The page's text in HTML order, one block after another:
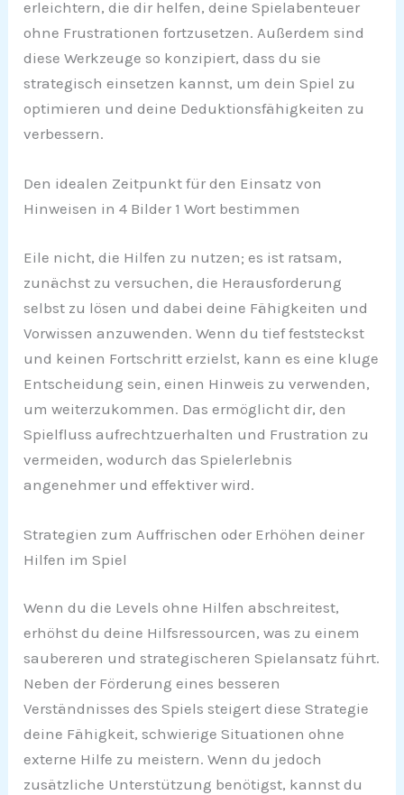
erleichtern, die dir helfen, deine Spielabenteuer
ohne Frustrationen fortzusetzen. Außerdem sind
diese Werkzeuge so konzipiert, dass du sie
strategisch einsetzen kannst, um dein Spiel zu
optimieren und deine Deduktionsfähigkeiten zu
verbessern.
Den idealen Zeitpunkt für den Einsatz von
Hinweisen in 4 Bilder 1 Wort bestimmen
Eile nicht, die Hilfen zu nutzen; es ist ratsam,
zunächst zu versuchen, die Herausforderung
selbst zu lösen und dabei deine Fähigkeiten und
Vorwissen anzuwenden. Wenn du tief feststeckst
und keinen Fortschritt erzielst, kann es eine kluge
Entscheidung sein, einen Hinweis zu verwenden,
um weiterzukommen. Das ermöglicht dir, den
Spielfluss aufrechtzuerhalten und Frustration zu
vermeiden, wodurch das Spielerlebnis
angenehmer und effektiver wird.
Strategien zum Auffrischen oder Erhöhen deiner
Hilfen im Spiel
Wenn du die Levels ohne Hilfen abschreitest,
erhöhst du deine Hilfsressourcen, was zu einem
saubereren und strategischeren Spielansatz führt.
Neben der Förderung eines besseren
Verständnisses des Spiels steigert diese Strategie
deine Fähigkeit, schwierige Situationen ohne
externe Hilfe zu meistern. Wenn du jedoch
zusätzliche Unterstützung benötigst, kannst du